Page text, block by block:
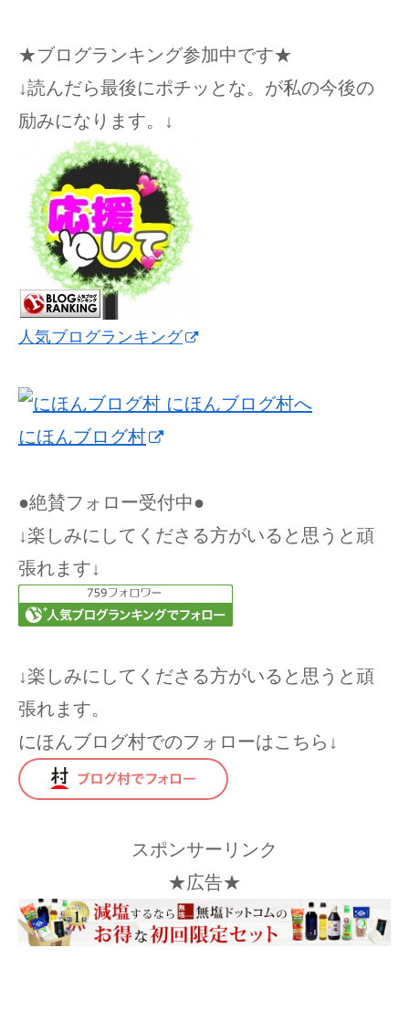
★ブログランキング参加中です★
↓読んだら最後にポチッとな。が私の今後の
励みになります。↓
人気ブログランキング
にほんブログ村
●絶賛フォロー受付中●
↓楽しみにしてくださる方がいると思うと頑
張れます↓
↓楽しみにしてくださる方がいると思うと頑
張れます。
にほんブログ村でのフォローはこちら↓
スポンサーリンク
★広告★